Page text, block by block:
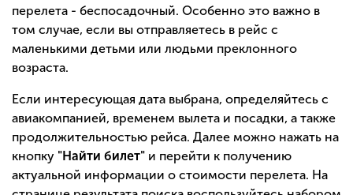
перелета - беспосадочный. Особенно это важно в
том случае, если вы отправляетесь в рейс с
маленькими детьми или людьми преклонного
возраста.
Если интересующая дата выбрана, определяйтесь с
авиакомпанией, временем вылета и посадки, а также
продолжительностью рейса. Далее можно нажать на
кнопку "Найти билет" и перейти к получению
актуальной информации о стоимости перелета. На